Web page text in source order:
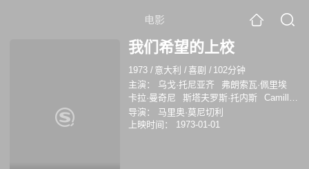
电影
我们希望的上校
1973 / 意大利 /喜剧 / 102分钟
主演：
乌戈·托尼亚齐
弗朗索瓦·佩里埃
卡拉·曼奇尼
斯塔夫罗斯·托内斯
Camillo
Milli
伦佐·马里尼亚诺
布鲁诺·迪·鲁亚
Antonino Faa Di Bruno
导演：
马里奥·莫尼切利
上映时间：
1973-01-01